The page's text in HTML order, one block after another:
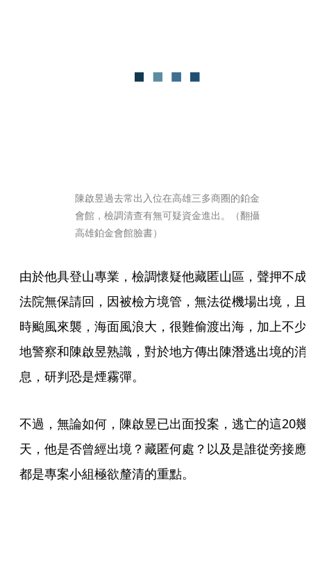
陳啟昱過去常出入位在高雄三多商圈的鉑金
會館，檢調清查有無可疑資金進出。（翻攝
高雄鉑金會館臉書）
由於他具登山專業，檢調懷疑他藏匿山區，聲押不成
法院無保請回，因被檢方境管，無法從機場出境，且
時颱風來襲，海面風浪大，很難偷渡出海，加上不少
地警察和陳啟昱熟識，對於地方傳出陳潛逃出境的消
息，研判恐是煙霧彈。
不過，無論如何，陳啟昱已出面投案，逃亡的這20幾
天，他是否曾經出境？藏匿何處？以及是誰從旁接應
都是專案小組極欲釐清的重點。